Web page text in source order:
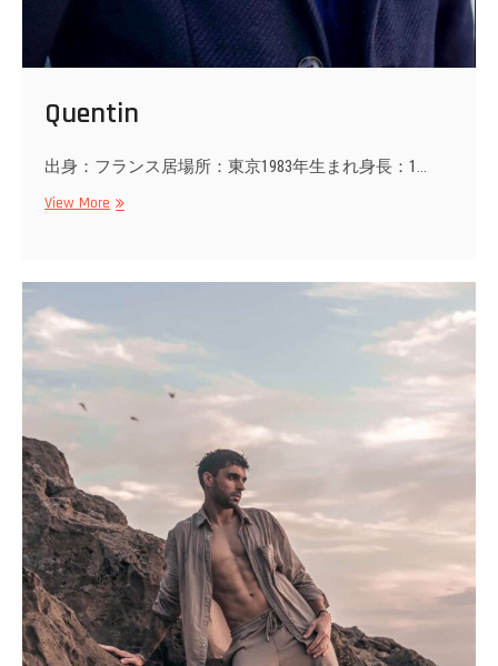
Quentin
出身：フランス居場所：東京1983年生まれ身長：1…
View More Quentin